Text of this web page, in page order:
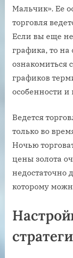
Мальчик». Ее
торговля
Если вы еще
графика, то на
ознакомиться
графиков
особенности
Ведется
только во
Ночью
цены золота
недостаточно
которому